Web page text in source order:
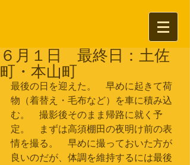
６月１日 最終日：土佐
町・本山町
最後の日を迎えた。　早めに起きて荷
物（着替え・毛布など）を車に積み込
む。　撮影後そのまま帰路に就く予
定。　まずは高須棚田の夜明け前の表
情を撮る。　早めに撮っておいた方が
良いのだが、体調を維持するには最後